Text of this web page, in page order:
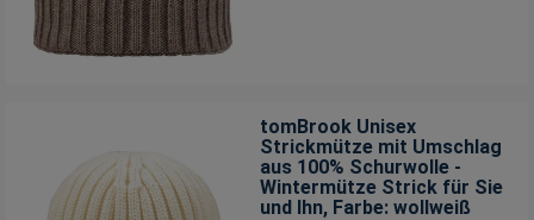
tomBrook Unisex
Strickmütze mit Umschlag
aus 100% Schurwolle -
Wintermütze Strick für Sie
und Ihn, Farbe: wollweiß